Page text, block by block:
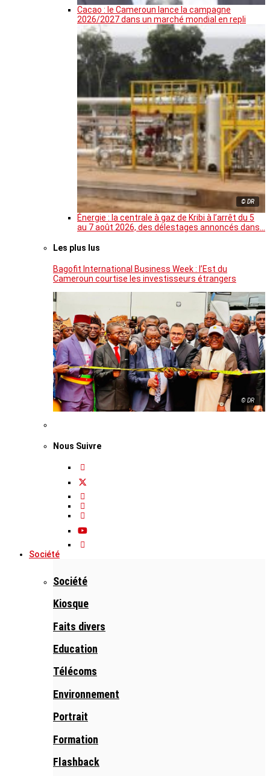
Cacao : le Cameroun lance la campagne
2026/2027 dans un marché mondial en repli
© DR
Énergie : la centrale à gaz de Kribi à l’arrêt du 5
au 7 août 2026, des délestages annoncés dans…
Les plus lus
Bagofit International Business Week : l’Est du
Cameroun courtise les investisseurs étrangers
© DR
Nous Suivre
Société
Société
Kiosque
Faits divers
Education
Télécoms
Environnement
Portrait
Formation
Flashback